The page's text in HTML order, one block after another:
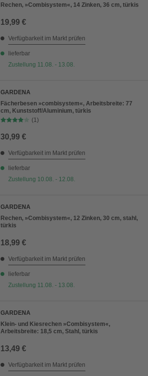
Rechen, »Combisystem«, 14 Zinken, 36 cm, türkis
19,99 €
Verfügbarkeit im Markt prüfen
lieferbar
Zustellung 11.08. - 13.08.
GARDENA
Fächerbesen »combisystem«, Arbeitsbreite: 77
cm, Kunststoff/Aluminium, türkis
(1)
30,99 €
Verfügbarkeit im Markt prüfen
lieferbar
Zustellung 10.08. - 12.08.
GARDENA
Rechen, »Combisystem«, 12 Zinken, 30 cm, stahl,
türkis
18,99 €
Verfügbarkeit im Markt prüfen
lieferbar
Zustellung 11.08. - 13.08.
GARDENA
Klein- und Kiesrechen »Combisystem«,
Arbeitsbreite: 18,5 cm, Stahl, türkis
13,49 €
Verfügbarkeit im Markt prüfen